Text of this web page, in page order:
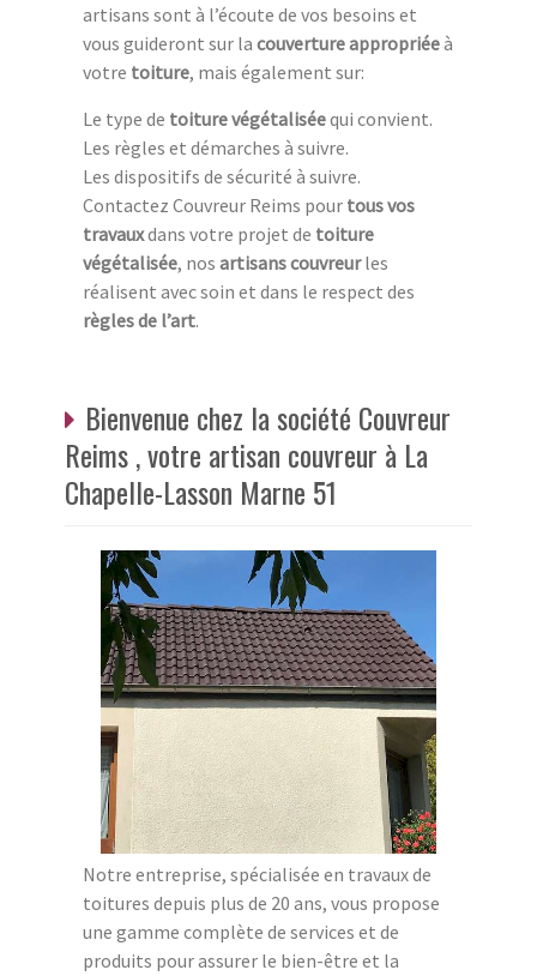
artisans sont à l’écoute de vos besoins et
vous guideront sur la couverture appropriéeà
votre toiture, mais également sur:
Le type de toiture végétaliséequi convient.
Les règles et démarches à suivre.
Les dispositifs de sécurité à suivre.
Contactez Couvreur Reims pour tous vos
travauxdans votre projet de toiture
végétalisée, nos artisans couvreurles
réalisent avec soin et dans le respect des
règles de l’art.
Bienvenue chez la société Couvreur
Reims , votre artisan couvreur à La
Chapelle-Lasson Marne 51
Notre entreprise, spécialisée en travaux de
toitures depuis plus de 20 ans, vous propose
une gamme complète de services et de
produits pour assurer le bien-être et la